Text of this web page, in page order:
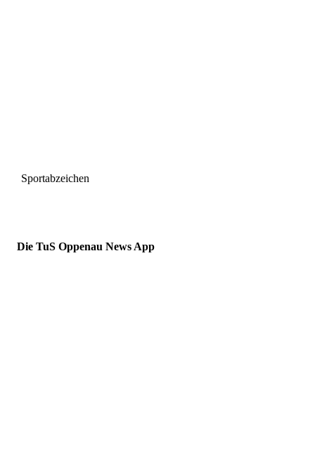
Sportabzeichen
Die TuS Oppenau News App